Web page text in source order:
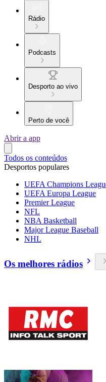
Rádio
Podcasts
Desporto ao vivo
Perto de você
Abrir a app
Todos os conteúdos
Desportos populares
UEFA Champions
UEFA Europa League
Premier League
NFL
NBA Basketball
Major League Baseball
NHL
Os melhores rádios